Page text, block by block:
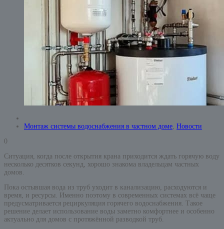
Монтаж системы водоснабжения в частном доме, Новости
0
Ситуация, когда после открытия крана приходится ждать горячую воду
несколько десятков секунд, хорошо знакома владельцам частных
домов.
Пока остывшая вода из труб уходит в канализацию, расходуются и
время, и ресурсы. Именно поэтому в современных системах всё чаще
предусматривается рециркуляция горячего водоснабжения. Такое
решение делает использование воды заметно комфортнее и особенно
актуально для домов с протяжённой разводкой труб.